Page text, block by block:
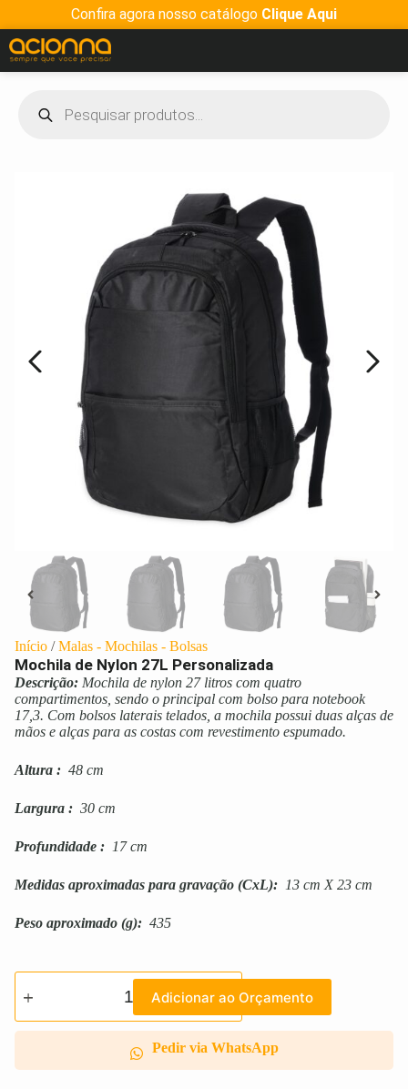
Confira agora nosso catálogo Clique Aqui
Início /Malas - Mochilas - Bolsas
Mochila de Nylon 27L Personalizada
Descrição: Mochila de nylon 27 litros com quatro
compartimentos, sendo o principal com bolso para notebook
17,3. Com bolsos laterais telados, a mochila possui duas alças de
mãos e alças para as costas com revestimento espumado.
Altura : 48 cm
Largura : 30 cm
Profundidade : 17 cm
Medidas aproximadas para gravação (CxL): 13 cm X 23 cm
Peso aproximado (g): 435
Adicionar ao Orçamento
Pedir via WhatsApp